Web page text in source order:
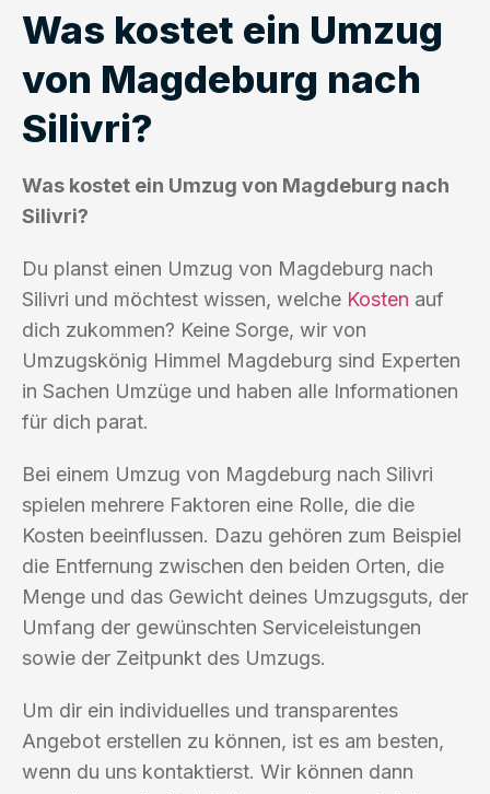
Was kostet ein Umzug
von Magdeburg nach
Silivri?
Was kostet ein Umzug von Magdeburg nach
Silivri?
Du planst einen Umzug von Magdeburg nach
Silivri und möchtest wissen, welche Kosten auf
dich zukommen? Keine Sorge, wir von
Umzugskönig Himmel Magdeburg sind Experten
in Sachen Umzüge und haben alle Informationen
für dich parat.
Bei einem Umzug von Magdeburg nach Silivri
spielen mehrere Faktoren eine Rolle, die die
Kosten beeinflussen. Dazu gehören zum Beispiel
die Entfernung zwischen den beiden Orten, die
Menge und das Gewicht deines Umzugsguts, der
Umfang der gewünschten Serviceleistungen
sowie der Zeitpunkt des Umzugs.
Um dir ein individuelles und transparentes
Angebot erstellen zu können, ist es am besten,
wenn du uns kontaktierst. Wir können dann